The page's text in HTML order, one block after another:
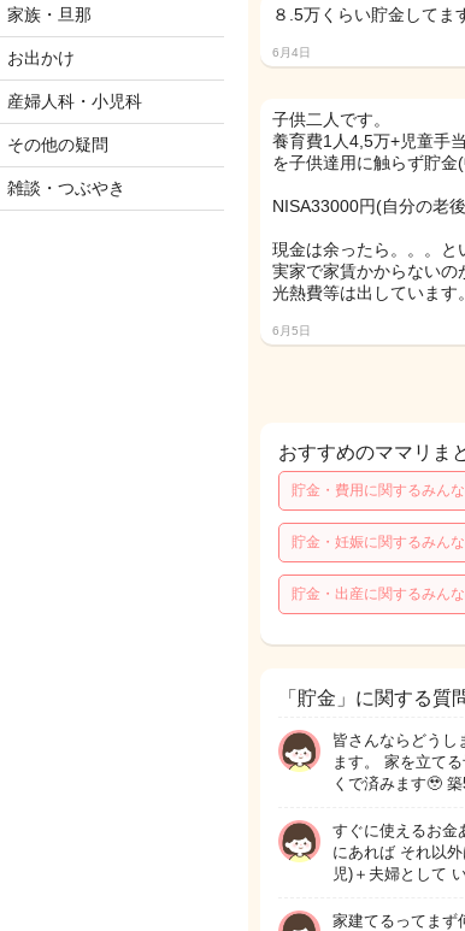
家族・旦那
お出かけ
産婦人科・小児科
その他の疑問
雑談・つぶやき
８.5万くらい貯金してま
6月4日
子供二人です。
養育費1人4,5万+児童手
を子供達用に触らず貯
NISA33000円(自分の老
現金は余ったら。。。
実家で家賃かからないの
光熱費等は出しています。
6月5日
おすすめのママリま
貯金・費用に関するみん
貯金・妊娠に関するみん
貯金・出産に関するみん
「貯金」に関する質
皆さんならどうし
ます。 家を立て
くで済みます🥹
すぐに使えるお金
にあれば それ以
児)＋夫婦として
家建てるってまず